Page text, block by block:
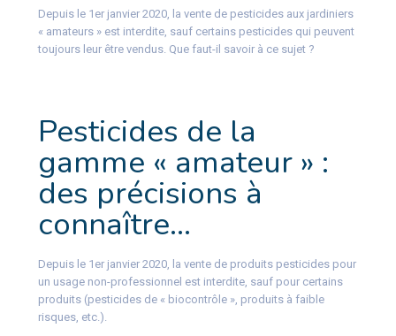
Depuis le 1er janvier 2020, la vente de pesticides aux jardiniers
« amateurs » est interdite, sauf certains pesticides qui peuvent
toujours leur être vendus. Que faut-il savoir à ce sujet ?
Pesticides de la
gamme « amateur » :
des précisions à
connaître…
Depuis le 1er janvier 2020, la vente de produits pesticides pour
un usage non-professionnel est interdite, sauf pour certains
produits (pesticides de « biocontrôle », produits à faible
risques, etc.).